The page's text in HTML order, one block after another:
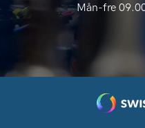
Mån-fre